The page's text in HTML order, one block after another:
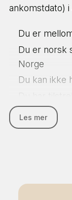
ankomstdato)
Du er
Du er norsk
Norge
Du kan ikke
Du har rent
Les mer